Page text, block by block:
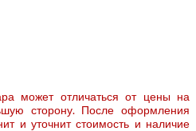
может отличаться от цены на
сторону. После оформления
и уточнит стоимость и наличие